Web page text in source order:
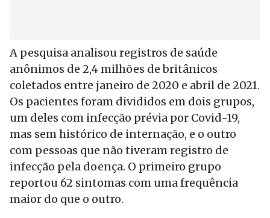
A pesquisa analisou registros de saúde
anônimos de 2,4 milhões de britânicos
coletados entre janeiro de 2020 e abril de 2021.
Os pacientes foram divididos em dois grupos,
um deles com infecção prévia por Covid-19,
mas sem histórico de internação, e o outro
com pessoas que não tiveram registro de
infecção pela doença. O primeiro grupo
reportou 62 sintomas com uma frequência
maior do que o outro.